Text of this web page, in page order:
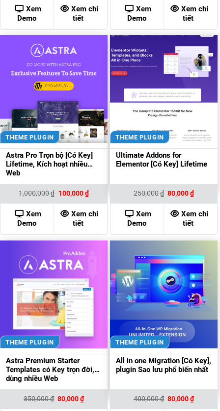
400,000 ₫.
là:
80,000 ₫.
Xem
Demo
Xem chi
tiết
300,000 ₫.
là:
80,000
Xem
Demo
Xem chi
tiết
THEME PLUGIN
Astra Pro Trọn bộ [Có Key]
Lifetime, Kích hoạt nhiều
Web
1,000,000₫ Giá
là:
1,000,000 ₫.
100,000₫Giá
hiện
tại
là:
100,000 ₫.
Xem
Demo
Xem chi
tiết
THEME PLUGIN
Ultimate Addons for
Elementor [Có Key] Lifetime
250,000₫ Giá
gốc
là:
250,000 ₫.
80,000₫Giá
hiện
tại
là:
80,000
Xem
Demo
Xem chi
tiết
THEME PLUGIN
Astra Premium Starter
Templates có Key trọn đời,
dùng nhiều Web
350,000₫ Giá
gốc
80,000₫Giá
hiện
THEME PLUGIN
All in one Migration [Có Key],
plugin Sao lưu phổ biến nhất
400,000₫ Giá
gốc
80,000₫Giá
hiện